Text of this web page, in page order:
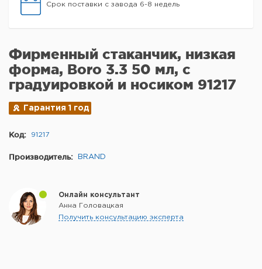
Срок поставки с завода 6-8 недель
Фирменный стаканчик, низкая
форма, Boro 3.3 50 мл, с
градуировкой и носиком 91217
Гарантия 1 год
Код: 91217
Производитель: BRAND
Онлайн консультант
Анна Головацкая
Получить консультацию эксперта